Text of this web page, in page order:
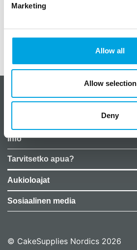
Marketing
Allow all
Allow selection
Deny
kuvio kultainen lyyra
CakeSupplies Nordics
Info
Tarvitsetko apua?
Aukioloajat
Sosiaalinen media
© CakeSupplies Nordics 2026